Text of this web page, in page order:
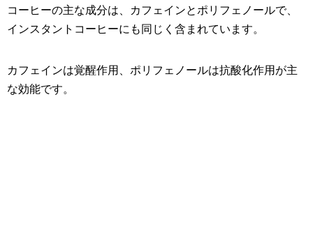
コーヒーの主な成分は、カフェインとポリフェノールで、
インスタントコーヒーにも同じく含まれています。
カフェインは覚醒作用、ポリフェノールは抗酸化作用が主
な効能です。